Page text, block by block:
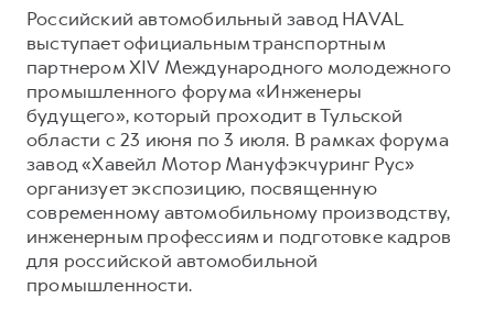
F7
от 2 899 000 ₽
F7X
от 3 599 000 ₽
POER
от 3 449 000 ₽
Страхование
Кредит
КОРПОРАТИВНЫМ КЛИЕНТАМ
Для малого бизнеса
Корпоративным клиентам
Крупным корпоративным клиентам
Система управления автопарком
Сервис для корпоративных клиентов
ПОДДЕРЖКА
GWM Безопасность
Гарантия HAVAL
Мобильное приложение GWM
Программа «HAVAL Защита+»
Руководства по эксплуатации
Подписки
Российский автомобильный завод HAVAL
выступает официальным транспортным
партнером XIV Международного молодежного
промышленного форума «Инженеры
будущего», который проходит в Тульской
области с 23 июня по 3 июля. В рамках форума
завод «Хавейл Мотор Мануфэкчуринг Рус»
организует экспозицию, посвященную
современному автомобильному производству,
инженерным профессиям и подготовке кадров
для российской автомобильной
промышленности.